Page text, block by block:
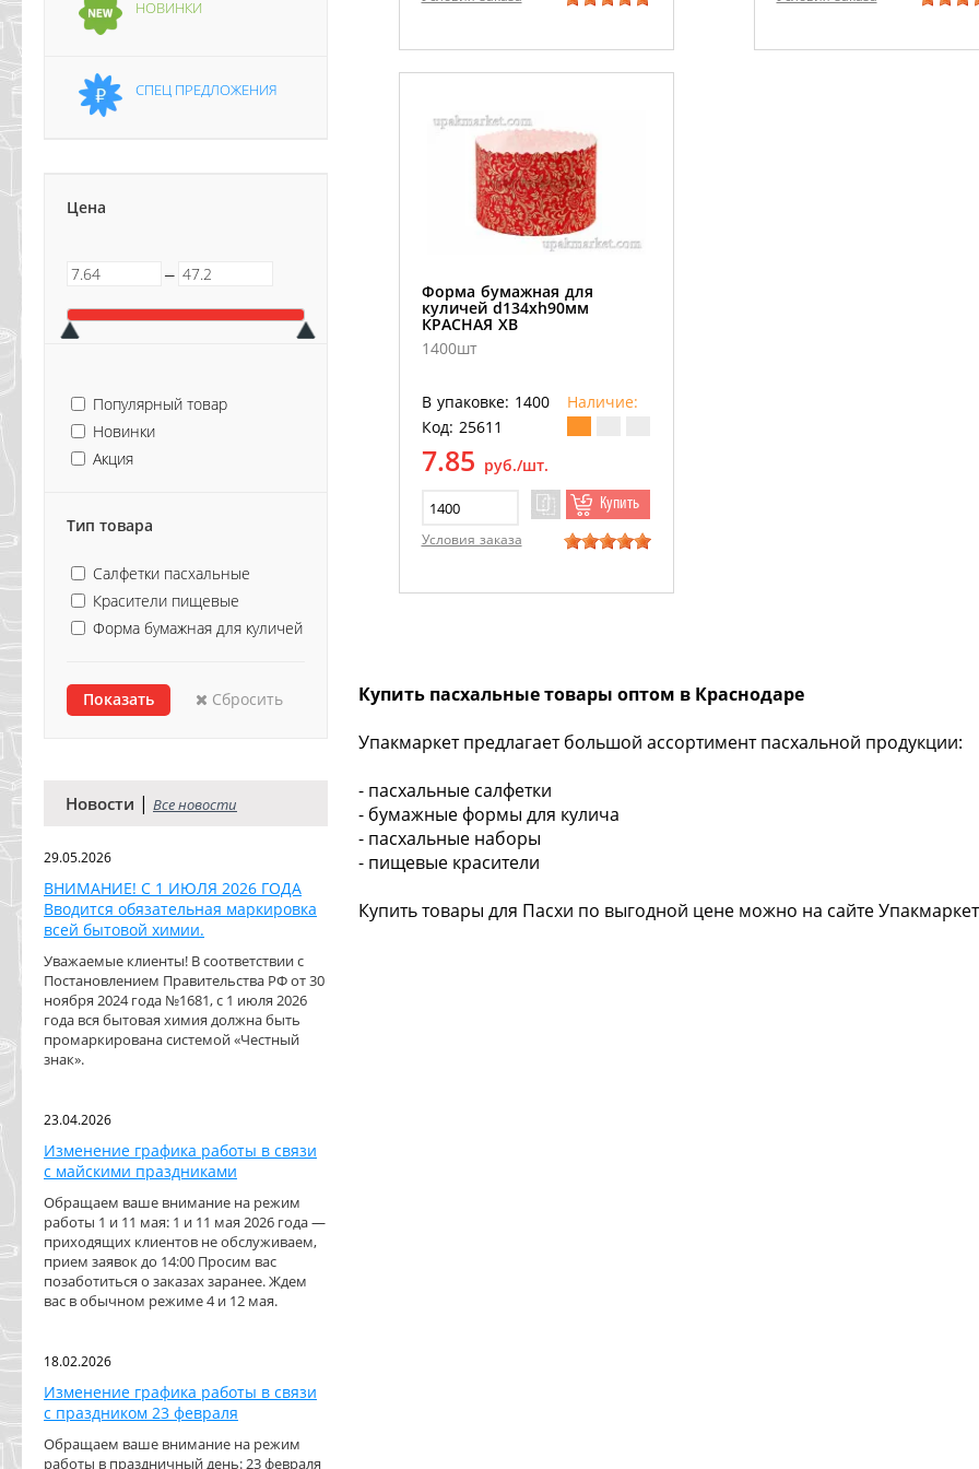
НОВИНКИ
СПЕЦ ПРЕДЛОЖЕНИЯ
Цена
─
Популярный товар
Новинки
Акция
Тип товара
Салфетки пасхальные
Красители пищевые
Форма бумажная для куличей
Сбросить
Новости | Все новости
29.05.2026
ВНИМАНИЕ! С 1 ИЮЛЯ 2026 ГОДА
Вводится обязательная маркировка
всей бытовой химии.
Уважаемые клиенты! В соответствии с
Постановлением Правительства РФ от 30
ноября 2024 года №1681, с 1 июля 2026
года вся бытовая химия должна быть
промаркирована системой «Честный
знак».
23.04.2026
Изменение графика работы в связи
с майскими праздниками
Обращаем ваше внимание на режим
работы 1 и 11 мая: 1 и 11 мая 2026 года —
приходящих клиентов не обслуживаем,
прием заявок до 14:00 Просим вас
позаботиться о заказах заранее. Ждем
вас в обычном режиме 4 и 12 мая.
18.02.2026
Изменение графика работы в связи
с праздником 23 февраля
Обращаем ваше внимание на режим
работы в праздничный день: 23 февраля
Форма бумажная для
куличей d134хh90мм
КРАСНАЯ ХВ
1400шт
В упаковке: 1400
Наличие:
Код: 25611
7.85 руб./шт.
Купить
Условия заказа
Купить пасхальные товары оптом в Краснодаре
Упакмаркет предлагает большой ассортимент пасхальной продукции:
- пасхальные салфетки
- бумажные формы для кулича
- пасхальные наборы
- пищевые красители
Купить товары для Пасхи по выгодной цене можно на сайте